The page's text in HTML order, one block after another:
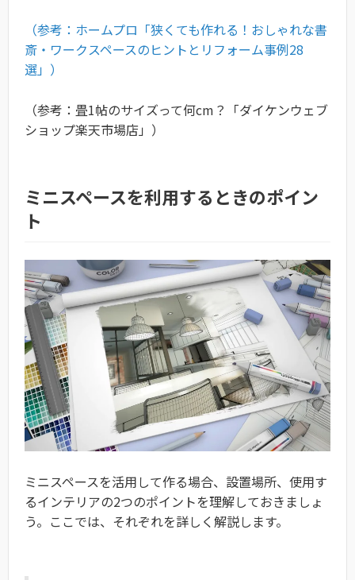
（参考：ホームプロ「狭くても作れる！おしゃれな書
斎・ワークスペースのヒントとリフォーム事例28
選」）
（参考：畳1帖のサイズって何cm？「ダイケンウェブ
ショップ楽天市場店」）
ミニスペースを利用するときのポイン
ト
ミニスペースを活用して作る場合、設置場所、使用す
るインテリアの2つのポイントを理解しておきましょ
う。ここでは、それぞれを詳しく解説します。